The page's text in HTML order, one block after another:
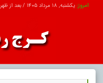
امروز: یکشنبه, ۱۸ مرداد ۱۴۰۵ / بعد از ظهر /